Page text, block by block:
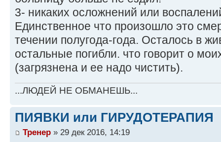
3- никаких осложнений или
Единственное что произошло это
течении полугода-года. Осталось в
остальные погибли. что говорит о
(загрязнена и ее надо чистить).
...ЛЮДЕЙ НЕ ОБМАНЕШЬ...
ПИЯВКИ или ГИРУДОТЕРАПИЯ
Тренер » 29 дек 2016, 14:19